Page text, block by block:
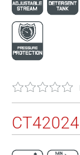
CT42024